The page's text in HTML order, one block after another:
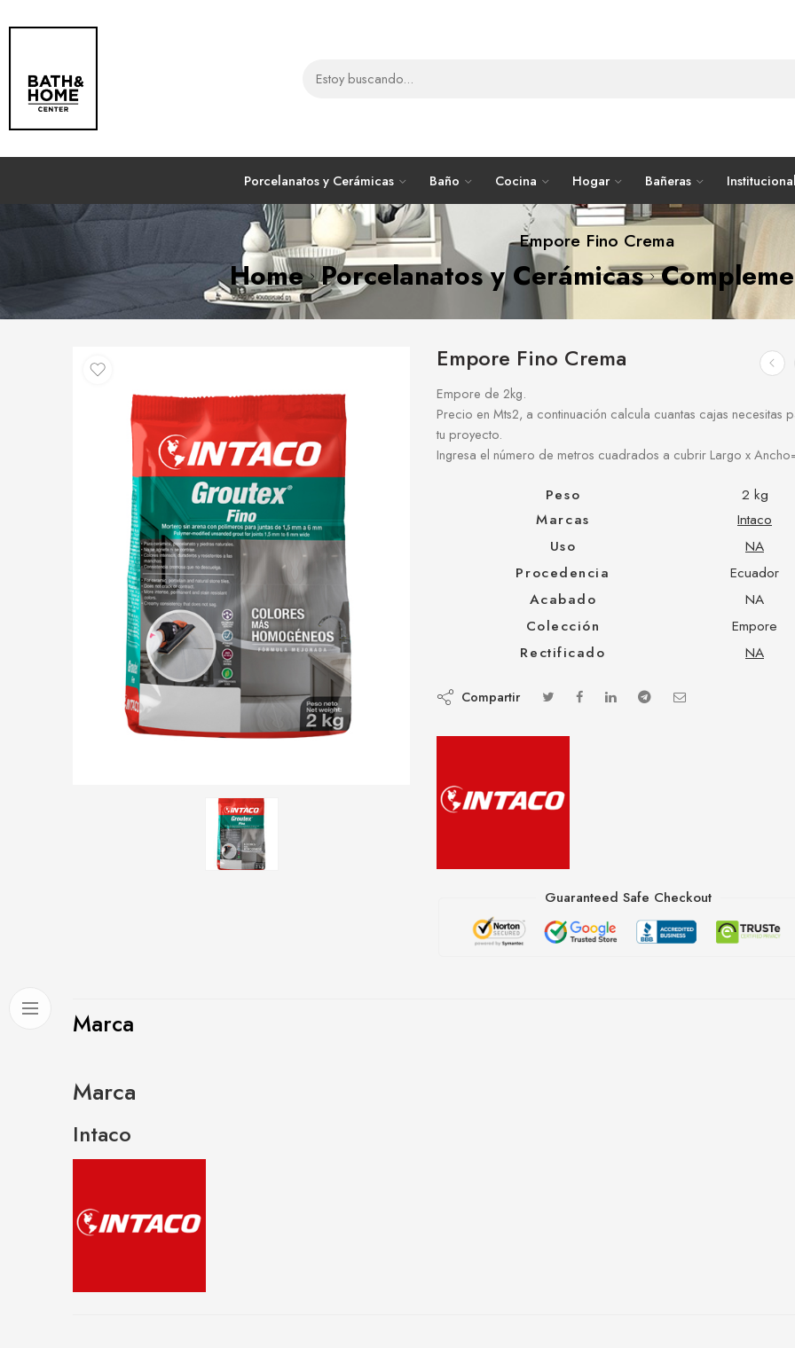
Porcelanatos y Cerámicas Baño Cocina Hogar Bañeras
Empore Fino Crema
Home Porcelanatos y Cerámicas
Empore Fino Crema
Empore de 2kg.
Precio en Mts2, a continuación calcula cuantas cajas necesitas
tu proyecto.
Ingresa el número de metros cuadrados a cubrir Largo x
Peso
2 kg
Marcas
Intaco
Uso
NA
Procedencia
Ecuador
Acabado
NA
Colección
Empore
Rectificado
NA
Compartir
Guaranteed Safe Checkout
Marca
Marca
Intaco